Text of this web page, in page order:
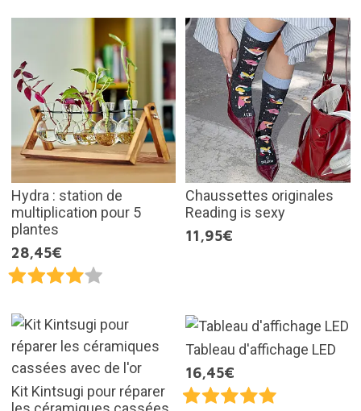
Hydra : station de
multiplication pour 5
plantes
28,45€
Chaussettes originales
Reading is sexy
11,95€
Kit Kintsugi pour réparer
Tableau d'affichage LED
16,45€